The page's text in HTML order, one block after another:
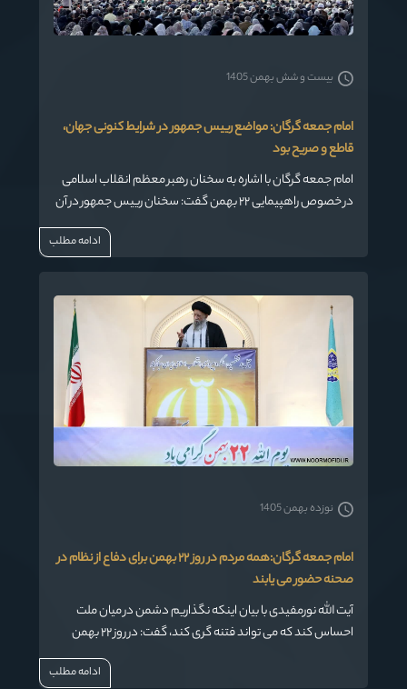
امام جمعه گرگان: مواضع رییس جمهور در شرایط کنونی جهان،
قاطع و صریح بود
امام جمعه گرگان با اشاره به سخنان رهبر معظم انقلاب اسلامی
در خصوص راهپیمایی ۲۲ بهمن گفت: سخنان رییس جمهور در آن
دیدار در شرایط کنونی جهان، صریح و قاطع و شفاف بود.
بیست و شش بهمن 1405
ادامه مطلب
امام جمعه گرگان:همه مردم در روز ٢٢ بهمن برای دفاع از نظام در
صحنه حضور می یابند
آیت الله نورمفیدی با بیان اینکه نگذاریم دشمن در میان ملت
احساس کند که می تواند فتنه گری کند، گفت: در روز ٢٢ بهمن
نشان خواهیم داد همه از پیر و بزرگ، زن و مرد و کوچک و بزرگ
برای دفاع از نظام در صحنه هستیم تا شما سر جای خودتان
نوزده بهمن 1405
ادامه مطلب